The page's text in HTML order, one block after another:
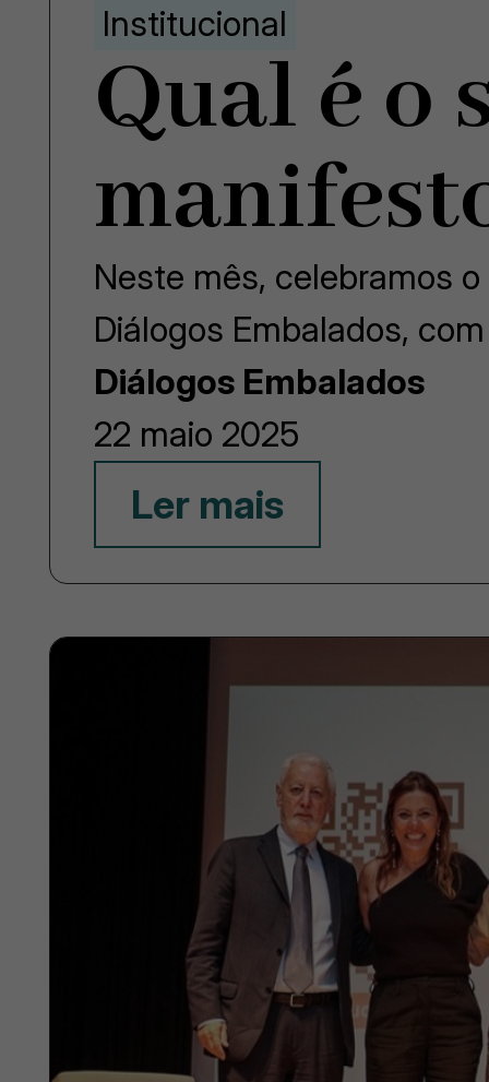
Institucional
Qual é o
Neste mês, celebramos
Diálogos Embalados,
Diálogos Embalados
22 maio 2025
Ler mais